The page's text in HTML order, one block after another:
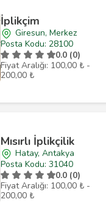
İplikçim
Giresun, Merkez
Posta Kodu: 28100
0.0 (0)
Fiyat Aralığı: 100,00 ₺ -
200,00 ₺
Mısırlı İplikçilik
Hatay, Antakya
Posta Kodu: 31040
0.0 (0)
Fiyat Aralığı: 100,00 ₺ -
200,00 ₺